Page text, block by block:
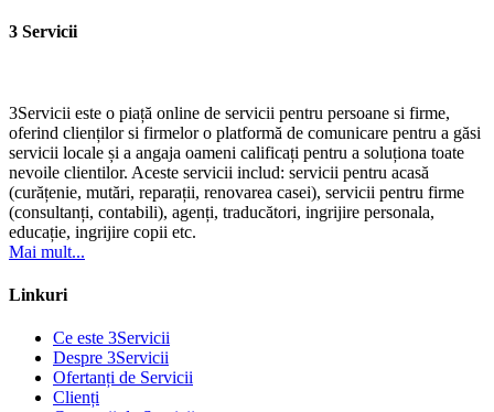
3 Servicii
3Servicii este o piață online de servicii pentru persoane si firme,
oferind clienților si firmelor o platformă de comunicare pentru a găsi
servicii locale și a angaja oameni calificați pentru a soluționa toate
nevoile clientilor. Aceste servicii includ: servicii pentru acasă
(curățenie, mutări, reparații, renovarea casei), servicii pentru firme
(consultanți, contabili), agenți, traducători, ingrijire personala,
educație, ingrijire copii etc.
Mai mult...
Linkuri
Ce este 3Servicii
Despre 3Servicii
Ofertanți de Servicii
Clienți